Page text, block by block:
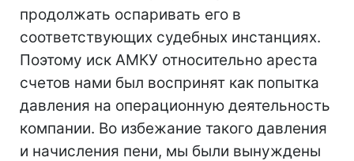
продолжать оспаривать его в
соответствующих судебных инстанциях.
Поэтому иск АМКУ относительно ареста
счетов нами был воспринят как попытка
давления на операционную деятельность
компании. Во избежание такого давления
и начисления пени, мы были вынуждены